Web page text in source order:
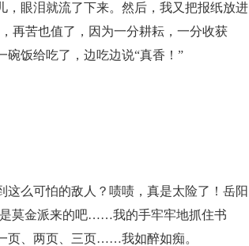
，眼泪就流了下来。然后，我又把报纸放进
再苦也值了，因为一分耕耘，一分收获
饭给吃了，边吃边说“真香！”
么可怕的敌人？啧啧，真是太险了！岳阳
莫金派来的吧……我的手牢牢地抓住书
页、两页、三页……我如醉如痴。